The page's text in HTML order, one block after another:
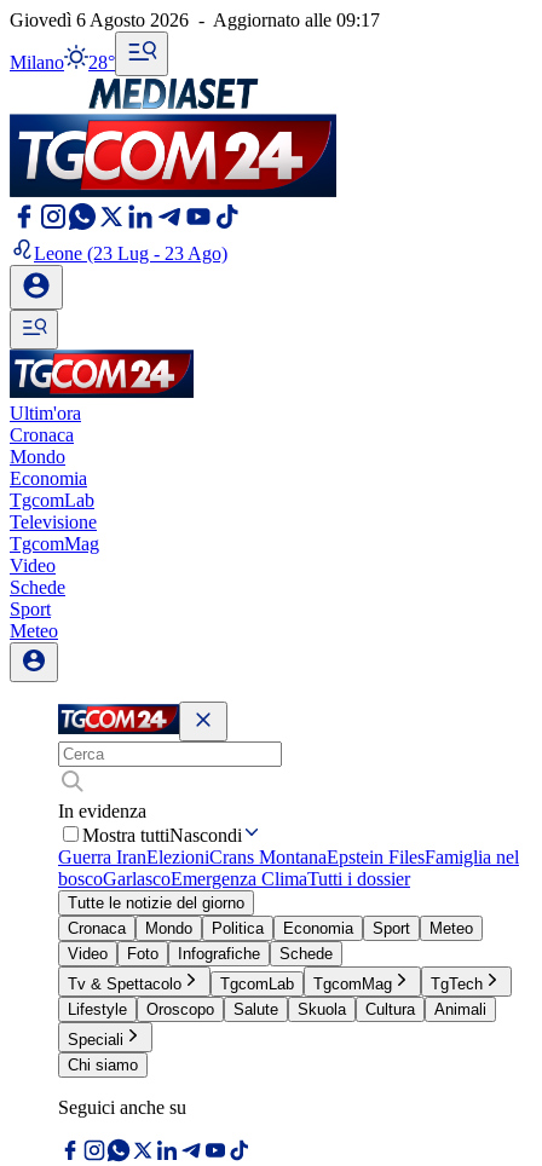
Giovedì 6 Agosto 2026 - Aggiornato alle 09:17
Milano 28°
Leone (23 Lug - 23 Ago)
Ultim'ora
Cronaca
Mondo
Economia
TgcomLab
Televisione
TgcomMag
Video
Schede
Sport
Meteo
In evidenza
Mostra tuttiNascondi
Guerra IranElezioniCrans MontanaEpstein FilesFamiglia nel
boscoGarlascoEmergenza ClimaTutti i dossier
Tutte le notizie del giorno
Cronaca
Mondo Politica Economia Sport
Meteo
Video
Foto Infografiche
Schede
Tv & Spettacolo
TgcomLab TgcomMag
TgTech
Lifestyle
Oroscopo Salute Skuola Cultura
Animali
Speciali
Chi siamo
Seguici anche su